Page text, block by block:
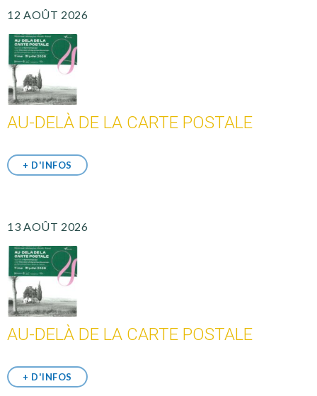
12 AOÛT 2026
AU-DELÀ DE LA CARTE POSTALE
+ D'INFOS
13 AOÛT 2026
AU-DELÀ DE LA CARTE POSTALE
+ D'INFOS